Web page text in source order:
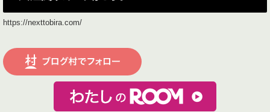
https://nexttobira.com/